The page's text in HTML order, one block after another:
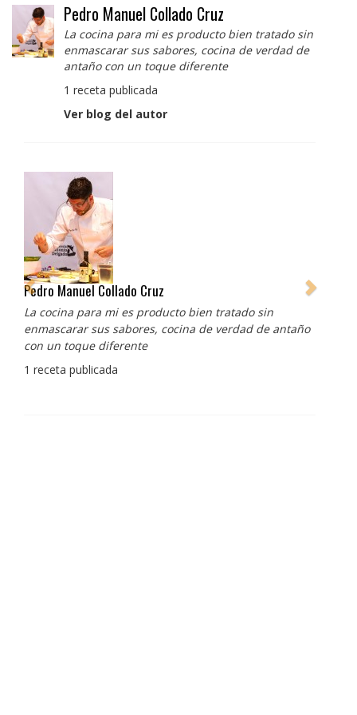
Pedro Manuel Collado Cruz
La cocina para mi es producto bien tratado sin
enmascarar sus sabores, cocina de verdad de
antaño con un toque diferente
1 receta publicada
Ver blog del autor
Pedro Manuel Collado Cruz
La cocina para mi es producto bien tratado sin
enmascarar sus sabores, cocina de verdad de antaño
con un toque diferente
1 receta publicada